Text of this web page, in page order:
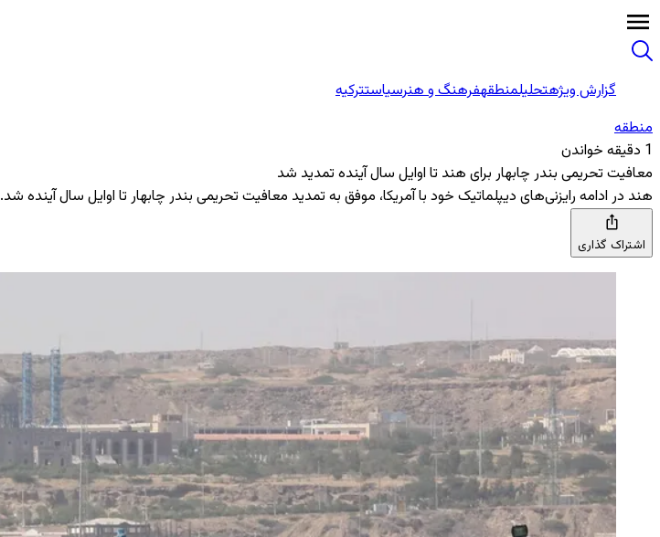
گزارش ویژهتحلیلمنطقهفرهنگ و هنرسیاستترکیه
منطقه‌
1 دقیقه خواندن
معافیت تحریمی بندر چابهار برای هند تا اوایل سال آینده تمدید شد
هند در ادامه رایزنی‌های دیپلماتیک خود با آمریکا، موفق به تمدید معافیت تحریمی بندر چابهار تا اوایل سال آینده شد.
اشتراک گذاری